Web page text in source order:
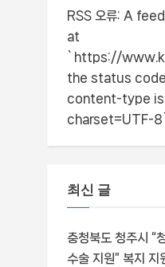
RSS 오류: A
at
`https://
the status
content-type
charset=UTF-
최신 글
충청북도 청주시 “
수술 지원” 복지